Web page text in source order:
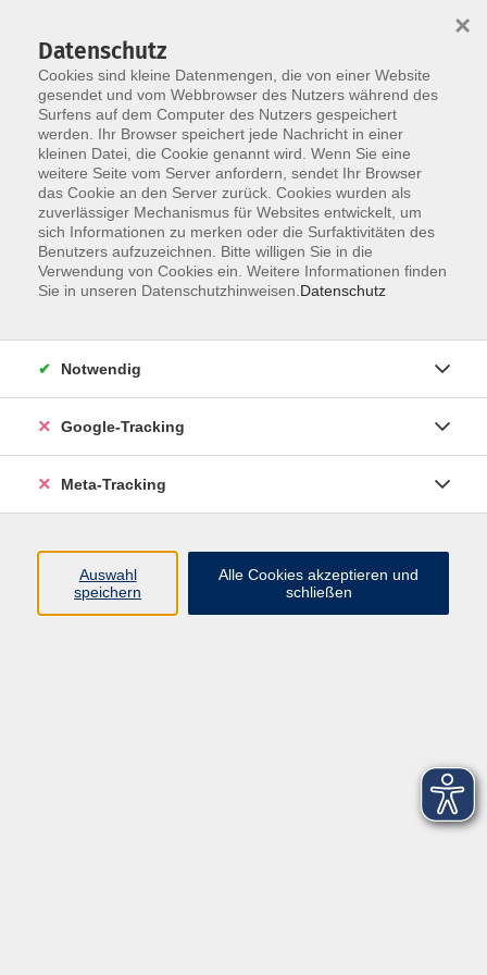
Skip to main content
Der Kurs konnte nicht gefunden werden.
Über uns
Datenschutz
Cookies sind kleine Datenmengen, die von einer Website
gesendet und vom Webbrowser des Nutzers während des
Surfens auf dem Computer des Nutzers gespeichert
werden. Ihr Browser speichert jede Nachricht in einer
kleinen Datei, die Cookie genannt wird. Wenn Sie eine
weitere Seite vom Server anfordern, sendet Ihr Browser
das Cookie an den Server zurück. Cookies wurden als
zuverlässiger Mechanismus für Websites entwickelt, um
sich Informationen zu merken oder die Surfaktivitäten des
Benutzers aufzuzeichnen. Bitte willigen Sie in die
Verwendung von Cookies ein. Weitere Informationen finden
Sie in unseren Datenschutzhinweisen. Datenschutz
×
Notwendig
Google-Tracking
Meta-Tracking
Auswahl
speichern
Alle Cookies akzeptieren und
schließen